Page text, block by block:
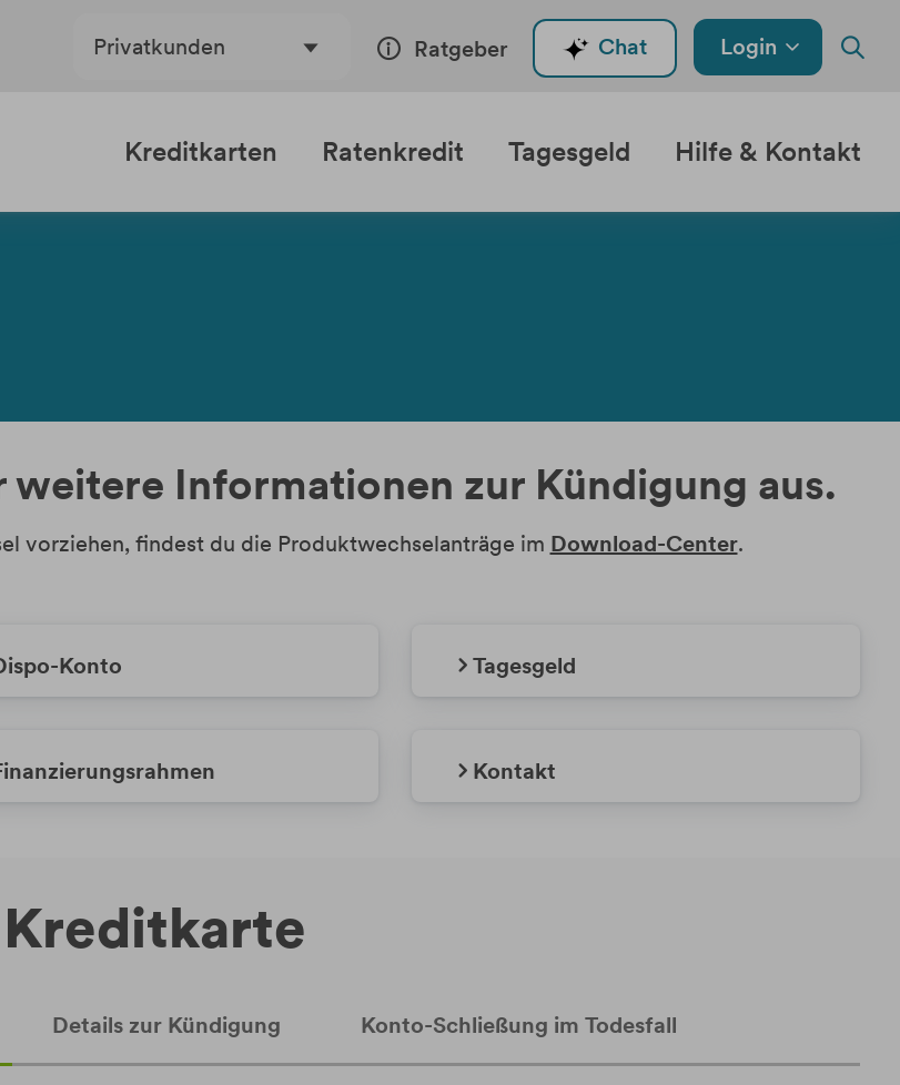
Privatkunden Ratgeber Chat Login
Kreditkarten Ratenkredit Tagesgeld Hilfe & Kontakt
Informationen zur Kündigung aus.
vorziehen, findest du die Produktwechselanträge im Download-Center.
Konto Tagesgeld
Kontakt
Kreditkarte
Details zur Kündigung Konto-Schließung im Todesfall